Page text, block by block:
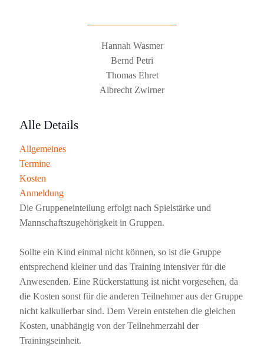
Hannah Wasmer
Bernd Petri
Thomas Ehret
Albrecht Zwirner
Alle Details
Allgemeines
Termine
Kosten
Anmeldung
Die Gruppeneinteilung erfolgt nach Spielstärke und
Mannschaftszugehörigkeit in Gruppen.
Sollte ein Kind einmal nicht können, so ist die Gruppe
entsprechend kleiner und das Training intensiver für die
Anwesenden. Eine Rückerstattung ist nicht vorgesehen, da
die Kosten sonst für die anderen Teilnehmer aus der Gruppe
nicht kalkulierbar sind. Dem Verein entstehen die gleichen
Kosten, unabhängig von der Teilnehmerzahl der
Trainingseinheit.